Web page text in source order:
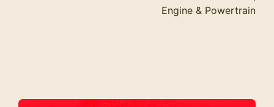
Engine & Powertrain